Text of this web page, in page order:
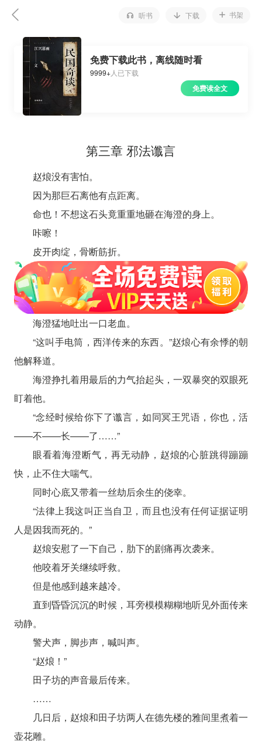
听书 下载 书架
免费下载此书，离线随时看
9999+人已下载
免费读全文
第三章 邪法谶言
赵烺没有害怕。
因为那巨石离他有点距离。
命也！不想这石头竟重重地砸在海澄的身上。
咔嚓！
皮开肉绽，骨断筋折。
海澄猛地吐出一口老血。
“这叫手电筒，西洋传来的东西。”赵烺心有余悸的朝
他解释道。
海澄挣扎着用最后的力气抬起头，一双暴突的双眼死
盯着他。
“念经时候给你下了谶言，如同冥王咒语，你也，活
——不——长——了……”
眼看着海澄断气，再无动静，赵烺的心脏跳得蹦蹦
快，止不住大喘气。
同时心底又带着一丝劫后余生的侥幸。
“法律上我这叫正当自卫，而且也没有任何证据证明
人是因我而死的。”
赵烺安慰了一下自己，肋下的剧痛再次袭来。
他咬着牙关继续呼救。
但是他感到越来越冷。
直到昏昏沉沉的时候，耳旁模模糊糊地听见外面传来
动静。
警犬声，脚步声，喊叫声。
“赵烺！”
田子坊的声音最后传来。
……
几日后，赵烺和田子坊两人在德先楼的雅间里煮着一
壶花雕。